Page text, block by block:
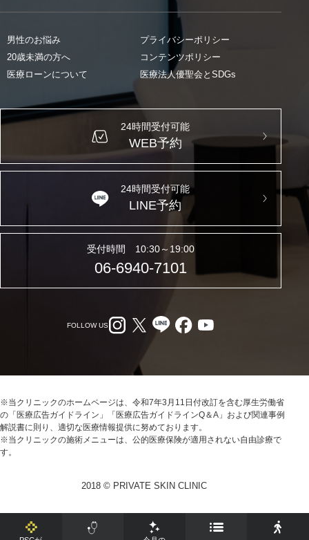
男性のお悩み
20歳未満の方へ
医療ローンについて
プライバシーポリシー
コンテンツポリシー
医療法人優聖会とSDGs
24時間受付可能
WEB予約
24時間受付可能
LINE予約
受付時間 10:30～19:00
06-6940-7101
FOLLOW US
※当クリニックのホームページは、令和7年3月11日付改訂を含む厚生労働省
の「医療広告ガイドライン」「医療広告ガイドラインQ＆A」および関連事例
解説書に則り、適切な医療情報提供に努めております。
※当クリニックの施術メニューは、公的医療保険が適用されない自由診療で
す。
2018 © PRIVATE SKIN CLINIC